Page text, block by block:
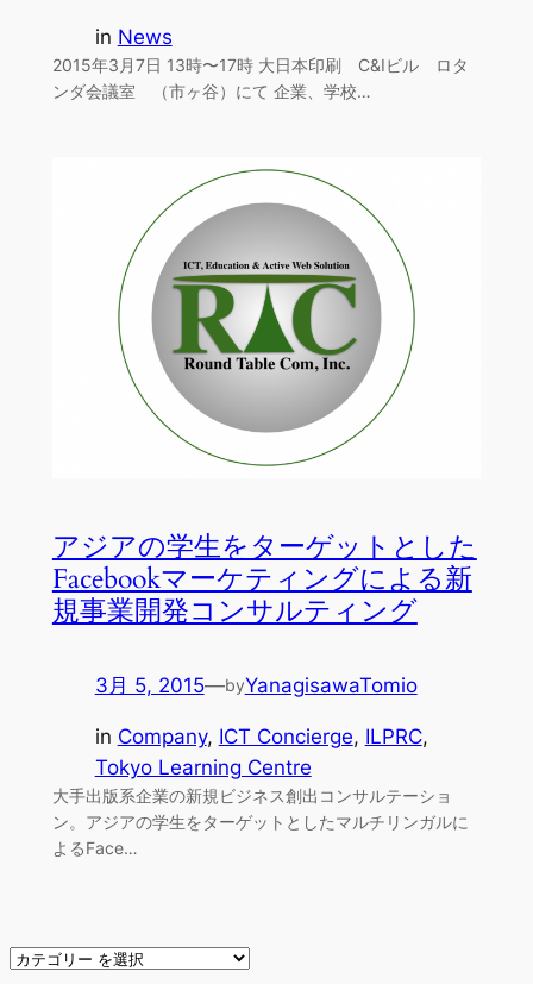
in News
2015年3月7日 13時〜17時 大日本印刷 C&Iビル ロタ
ンダ会議室 （市ヶ谷）にて 企業、学校…
アジアの学生をターゲットとした
Facebookマーケティングによる新
規事業開発コンサルティング
3月 5, 2015—byYanagisawaTomio
in Company, ICT Concierge, ILPRC
Tokyo Learning Centre
大手出版系企業の新規ビジネス創出コンサルテーショ
ン。アジアの学生をターゲットとしたマルチリンガルに
よるFace…